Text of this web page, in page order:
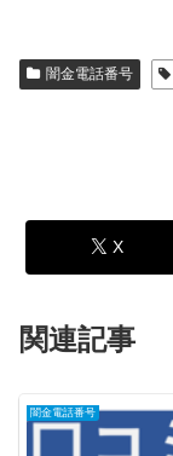
闇金電話番号
X
関連記事
闇金電話番号